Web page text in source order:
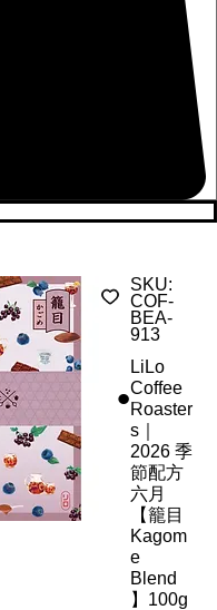
SKU:
COF-
BEA-
913
LiLo
Coffee
Roaster
s｜
2026 季
節配方
六月
【籠目
Kagom
e
Blend
】100g